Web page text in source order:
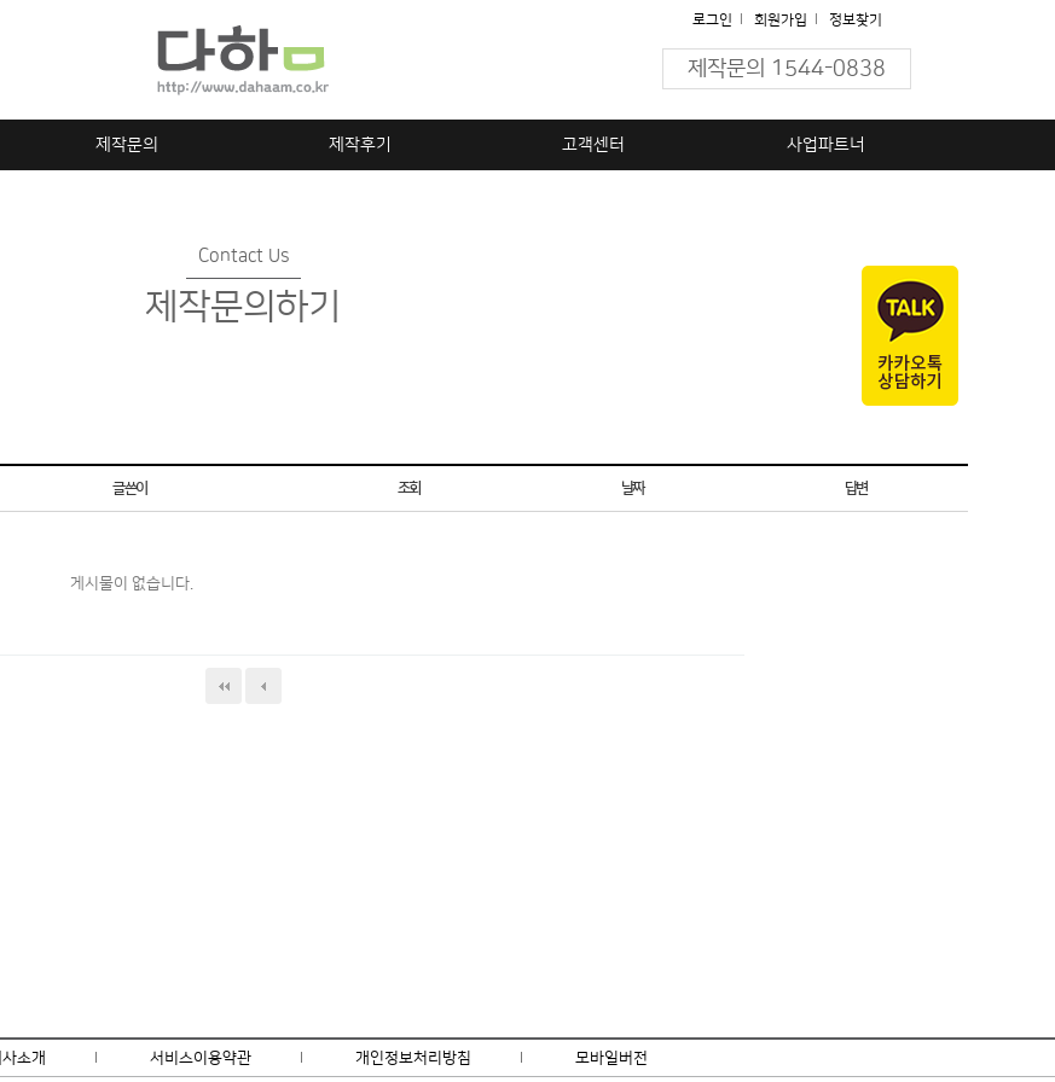
로그인 회원가입 정보찾기
제작문의 1544-0838
제작문의 제작후기 고객센터 사업파트너
Contact Us
제작문의하기
글쓴이 조회 날짜 답변
게시물이 없습니다.
소개 서비스이용약관 개인정보처리방침 모바일버전